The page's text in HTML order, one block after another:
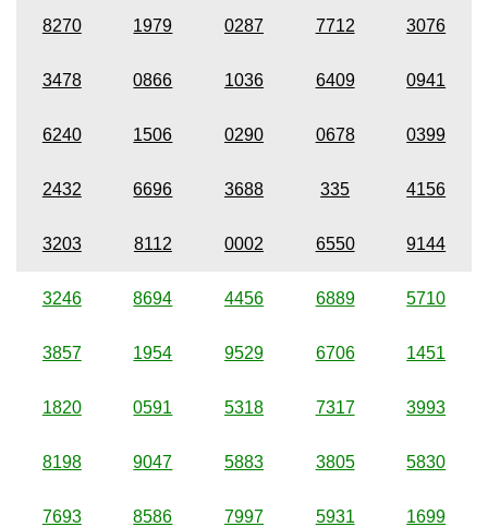
8270 1979 0287 7712 3076
3478 0866 1036 6409 0941
6240 1506 0290 0678 0399
2432 6696 3688 335 4156
3203 8112 0002 6550 9144
3246 8694 4456 6889 5710
3857 1954 9529 6706 1451
1820 0591 5318 7317 3993
8198 9047 5883 3805 5830
7693 8586 7997 5931 1699